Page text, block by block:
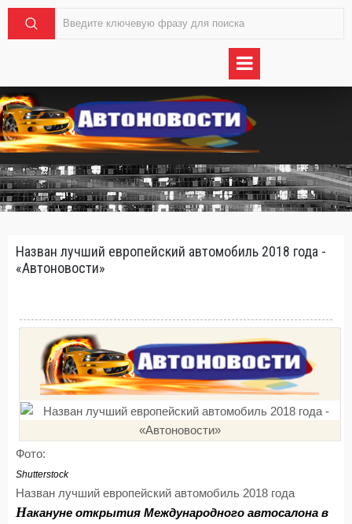
Назван лучший европейский автомобиль 2018 года -
«Автоновости»
Фото:
Shutterstock
Назван лучший европейский автомобиль 2018 года
Накануне открытия Международного автосалона в